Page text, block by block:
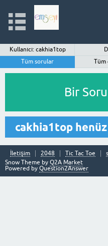
Kullanıcı: cakhia1top
Tüm sorular
Tüm
Bir
cakhia1top
İletişim 2048 Tic Tac Toe
Snow Theme by Q2A Market
Powered by Question2Answer